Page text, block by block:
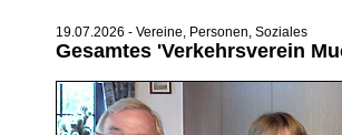
19.07.2026 - Vereine, Personen, Soziales
Gesamtes 'Verkehrsverein